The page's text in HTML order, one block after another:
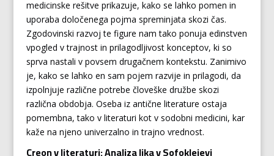
medicinske rešitve prikazuje, kako se lahko pomen in
uporaba določenega pojma spreminjata skozi čas.
Zgodovinski razvoj te figure nam tako ponuja edinstven
vpogled v trajnost in prilagodljivost konceptov, ki so
sprva nastali v povsem drugačnem kontekstu. Zanimivo
je, kako se lahko en sam pojem razvije in prilagodi, da
izpolnjuje različne potrebe človeške družbe skozi
različna obdobja. Oseba iz antične literature ostaja
pomembna, tako v literaturi kot v sodobni medicini, kar
kaže na njeno univerzalno in trajno vrednost.